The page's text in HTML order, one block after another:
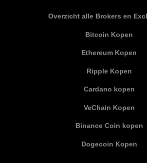
Overzicht alle Brokers en
Bitcoin Kopen
Ethereum Kopen
Ripple Kopen
Cardano kopen
VeChain Kopen
Binance Coin kopen
Dogecoin Kopen